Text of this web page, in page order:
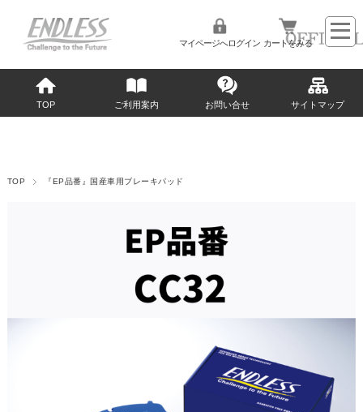
マイページへログイン カートをみる
TOP ご利用案内 お問い合せ サイトマップ
TOP 『EP品番』国産車用ブレーキパッド